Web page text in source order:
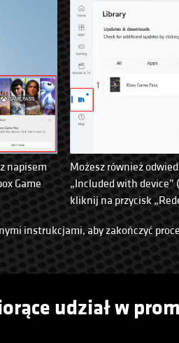
napisem
Game
Możesz również
„Included with
kliknij na przycisk
instrukcjami, aby zakończyć
udział w